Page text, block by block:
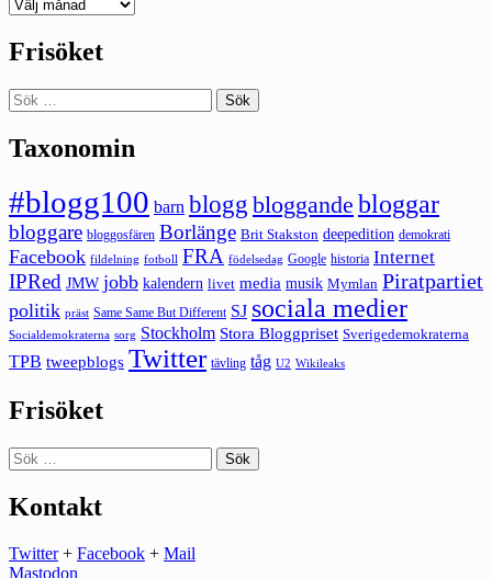
Frisöket
Sök
efter:
Taxonomin
#blogg100 barn blogg bloggande bloggar
bloggare bloggosfären Borlänge Brit Stakston deepedition demokrati
Facebook fildelning fotboll FRA födelsedag Google historia Internet
IPRed JMW jobb kalendern livet media musik Mymlan Piratpartiet
politik präst Same Same But Different SJ sociala medier
Socialdemokraterna sorg Stockholm Stora Bloggpriset Sverigedemokraterna
TPB tweepblogs Twitter tävling tåg U2 Wikileaks
Frisöket
Sök
efter:
Kontakt
Twitter+ Facebook + Mail
Mastodon